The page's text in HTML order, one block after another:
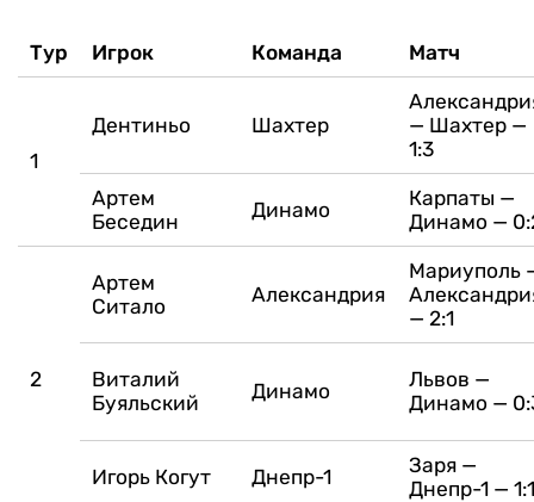
Тур Игрок Команда Матч
1
Дентиньо Шахтер
— Шахтер —
1:3
Артем
Беседин
Динамо
Карпаты —
Динамо —
2
Артем
Ситало
Александрия
Мариуполь
— 2:1
Виталий
Буяльский
Динамо
Львов —
Динамо —
Игорь Когут Днепр-1
Заря —
Днепр-1 — 1:1